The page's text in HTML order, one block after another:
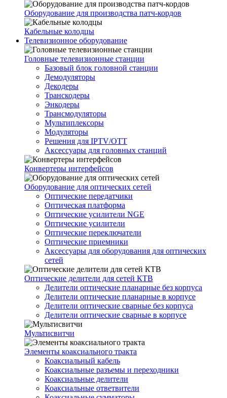
Оборудование для производства патч-кордов
Кабельные колодцы
Телевизионное оборудование
Головные телевизионные станции
Базовый блок головной станции
Демодуляторы
Декодеры
Транскодеры
Энкодеры
Трансмодуляторы
Мультиплексоры
Модуляторы
Решения для IPTV/OTT
Аксессуары для головных станций
Конвертеры интерфейсов
Оборудование для оптических сетей
Оптические передатчики
Оптическая платформа
Оптические усилители NGE
Оптические усилители
Оптические переключатели
Оптические приемники
Аксессуары для оборудования для оптических
сетей
Оптические делители для сетей КТВ
Делители оптические планарные без корпуса
Делители оптические планарные в корпусе
Делители оптические сварные без корпуса
Делители оптические сварные в корпусе
Мультисвитчи
Элементы коаксиального тракта
Коаксиальный кабель
Коаксиальные разъемы и переходники
Коаксиальные делители
Коаксиальные ответвители